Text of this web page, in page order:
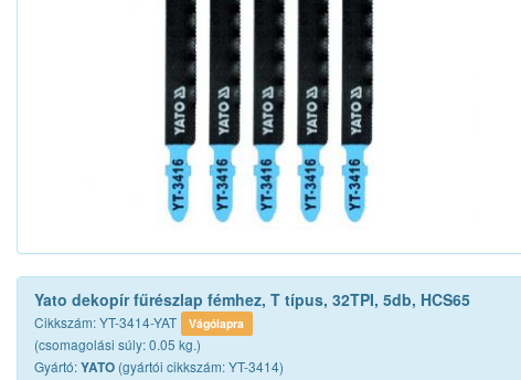
Yato dekopír fűrészlap fémhez, T típus, 32TPI, 5db, HCS65
Cikkszám: YT-3414-YAT Vágólapra
(csomagolási súly: 0.05 kg.)
Gyártó:YATO (gyártói cikkszám: YT-3414)